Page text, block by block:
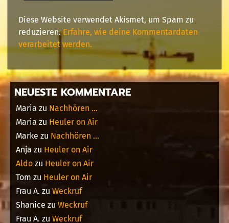
Diese Website verwendet Akismet, um Spam zu
reduzieren.Erfahre, wie deine Kommentardaten
verarbeitet werden.
NEUESTE KOMMENTARE
Maria zu Nachhören …
Maria zu Heuler on Air
Marke zu Nachhören …
Anja zu Heuler on Air
Aldo zu Heuler on Air
Tom zu Heuler on Air
Frau A. zu Weckruf
Shanice zu Weckruf
Frau A. zu Weckruf